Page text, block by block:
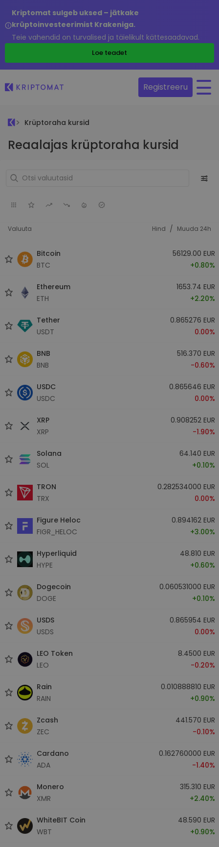
Kriptomat sulgeb uksed – jätkake
krüptoinvesteerimist Krakeniga.
Teie vahendid on turvalised ja täielikult kättesaadavad.
Loe teadet
Registreeru
Krüptoraha kursid
Reaalajas krüptoraha kursid
Valuuta Hind / Muuda 24h
Bitcoin
BTC
56129.00 EUR
+0.80%
Ethereum
ETH
1653.74 EUR
+2.20%
Tether
USDT
0.865276 EUR
0.00%
BNB
BNB
516.370 EUR
-0.60%
USDC
USDC
0.865646 EUR
0.00%
XRP
XRP
0.908252 EUR
-1.90%
Solana
SOL
64.140 EUR
+0.10%
TRON
TRX
0.282534000 EUR
0.00%
Figure Heloc
FIGR_HELOC
0.894162 EUR
+3.00%
Hyperliquid
HYPE
48.810 EUR
+0.60%
Dogecoin
DOGE
0.060531000 EUR
+0.10%
USDS
USDS
0.865954 EUR
0.00%
LEO Token
LEO
8.4500 EUR
-0.20%
Rain
RAIN
0.010888810 EUR
+0.90%
Zcash
ZEC
441.570 EUR
-0.10%
Cardano
ADA
0.162760000 EUR
-1.40%
Monero
XMR
315.310 EUR
+2.40%
WhiteBIT Coin
WBT
48.590 EUR
+0.90%